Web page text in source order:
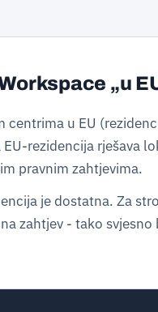
„u
u EU
rezidencija rješava
pravnim zahtjevima.
je dostatna. Za
zahtjev - tako svjesno